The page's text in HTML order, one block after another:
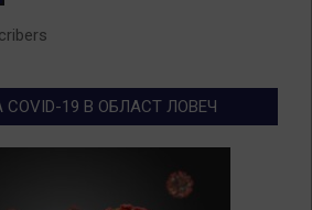
19 В ОБЛАСТ ЛОВЕЧ